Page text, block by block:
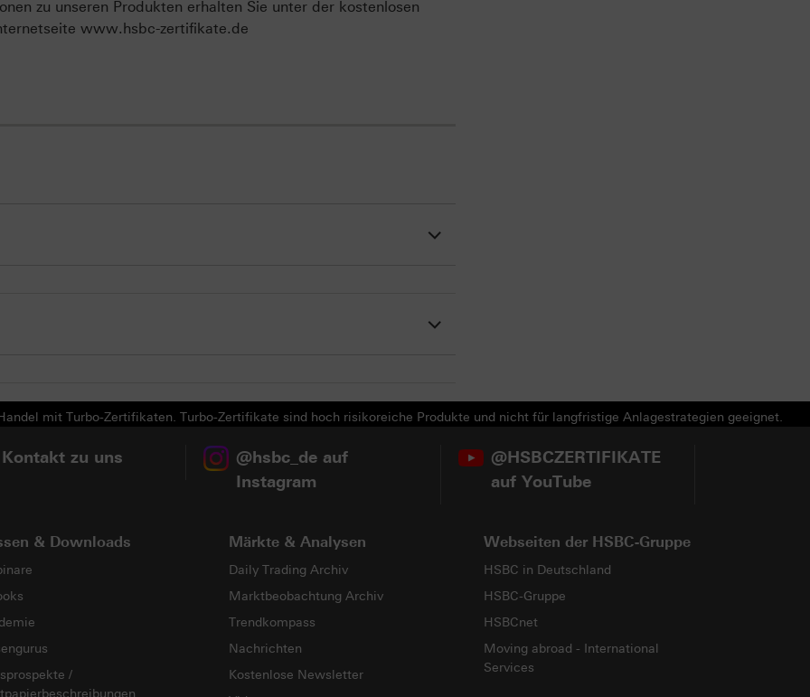
zu unseren Produkten erhalten Sie unter der kostenlosen
www.hsbc-zertifikate.de
mit Turbo-Zertifikaten. Turbo-Zertifikate sind hoch risikoreiche Produkte und nicht für langfristige Anlagestrategien geeignet.
zu uns
@hsbc_de auf
Instagram
@HSBCZERTIFIKATE
auf YouTube
& Downloads
/
Märkte & Analysen
Daily Trading Archiv
Marktbeobachtung Archiv
Trendkompass
Nachrichten
Kostenlose Newsletter
Webseiten der HSBC-Gruppe
HSBC in Deutschland
HSBC-Gruppe
HSBCnet
Moving abroad - International
Services